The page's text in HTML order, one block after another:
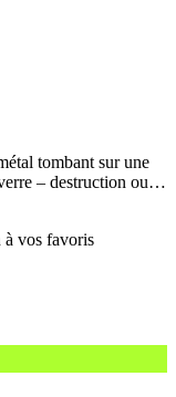
tombant sur une
– destruction ou…